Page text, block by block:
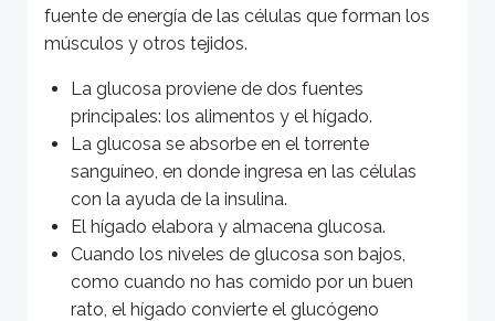
fuente de energía de las células que forman los
músculos y otros tejidos.
La glucosa proviene de dos fuentes
principales: los alimentos y el hígado.
La glucosa se absorbe en el torrente
sanguíneo, en donde ingresa en las células
con la ayuda de la insulina.
El hígado elabora y almacena glucosa.
Cuando los niveles de glucosa son bajos,
como cuando no has comido por un buen
rato, el hígado convierte el glucógeno